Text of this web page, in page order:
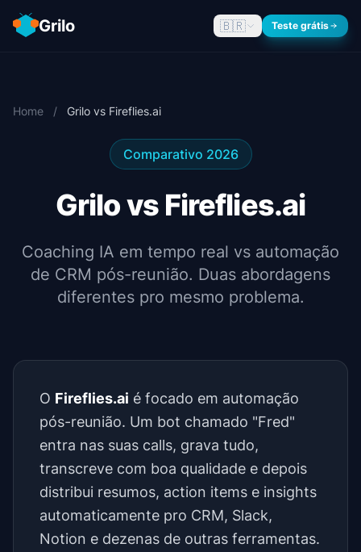
Grilo 🇧🇷 Teste grátis
Home / Grilo vs Fireflies.ai
Comparativo 2026
Grilo vs Fireflies.ai
Coaching IA em tempo real vs automação
de CRM pós-reunião. Duas abordagens
diferentes pro mesmo problema.
O Fireflies.ai é focado em automação
pós-reunião. Um bot chamado "Fred"
entra nas suas calls, grava tudo,
transcreve com boa qualidade e depois
distribui resumos, action items e insights
automaticamente pro CRM, Slack,
Notion e dezenas de outras ferramentas.